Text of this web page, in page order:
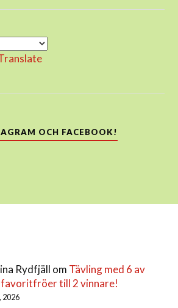
OCH FACEBOOK!
Rydfjäll om Tävling med 6 av
favoritfröer till 2 vinnare!
2026